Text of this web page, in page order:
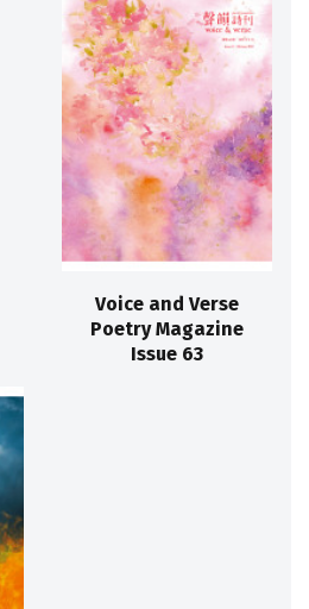
Voice and Verse
Poetry Magazine
Issue 63